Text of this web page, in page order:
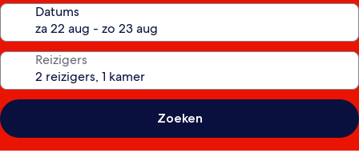
Datums
Reizigers
Zoeken